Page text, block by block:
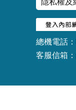
總機電話
客服信箱